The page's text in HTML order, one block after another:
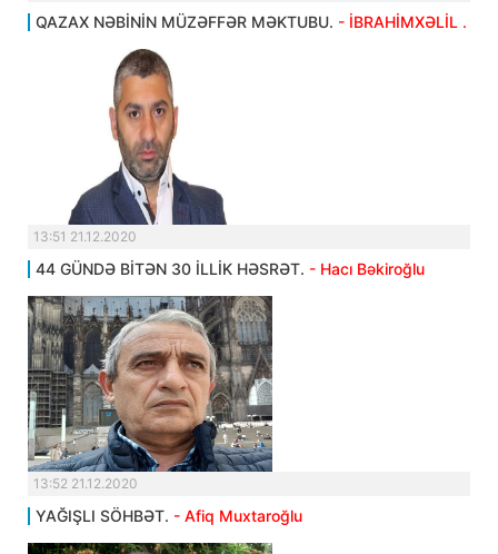
QAZAX NƏBİNİN MÜZƏFFƏR MƏKTUBU. - İBRAHİMXƏLİL .
13:51 21.12.2020
44 GÜNDƏ BİTƏN 30 İLLİK HƏSRƏT. - Hacı Bəkiroğlu
13:52 21.12.2020
YAĞIŞLI SÖHBƏT. - Afiq Muxtaroğlu